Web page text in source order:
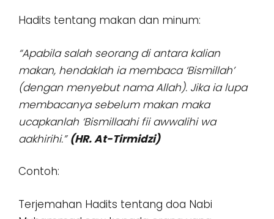
Hadits tentang makan dan minum:
“Apabila salah seorang di antara kalian
makan, hendaklah ia membaca ‘Bismillah’
(dengan menyebut nama Allah). Jika ia lupa
membacanya sebelum makan maka
ucapkanlah ‘Bismillaahi fii awwalihi wa
aakhirihi.” (HR. At-Tirmidzi)
Contoh:
Terjemahan Hadits tentang doa Nabi